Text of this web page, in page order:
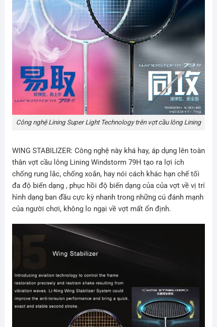
Công nghệ Lining Super Light Technology trên vợt cầu lông Lining
WING STABILIZER: Công nghệ này khá hay, áp dụng lên toàn
thân vợt cầu lông Lining Windstorm 79H tạo ra lợi ích
chống rung lắc, chống xoắn, hay nói cách khác hạn chế tối
đa độ biến dạng , phục hồi độ biến dạng của của vợt về vị trí
hình dạng ban đầu cực kỳ nhanh trong những cú đánh mạnh
của người chơi, không lo ngại về vợt mất ổn định.